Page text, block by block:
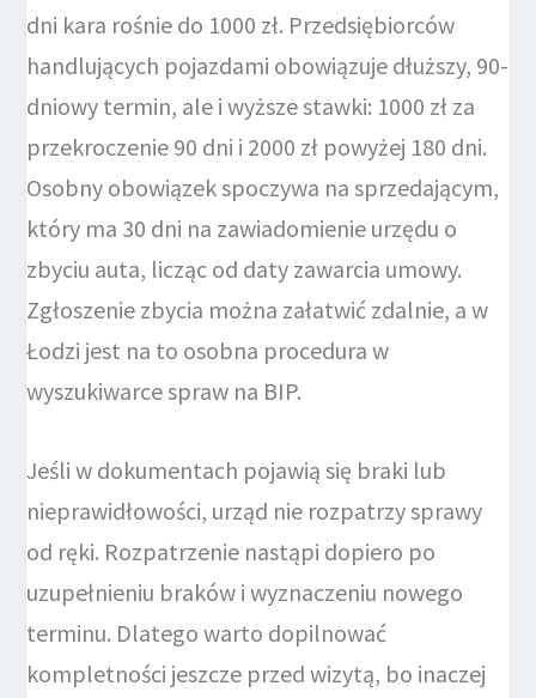
dni kara rośnie do 1000 zł. Przedsiębiorców
handlujących pojazdami obowiązuje dłuższy, 90-
dniowy termin, ale i wyższe stawki: 1000 zł za
przekroczenie 90 dni i 2000 zł powyżej 180 dni.
Osobny obowiązek spoczywa na sprzedającym,
który ma 30 dni na zawiadomienie urzędu o
zbyciu auta, licząc od daty zawarcia umowy.
Zgłoszenie zbycia można załatwić zdalnie, a w
Łodzi jest na to osobna procedura w
wyszukiwarce spraw na BIP.
Jeśli w dokumentach pojawią się braki lub
nieprawidłowości, urząd nie rozpatrzy sprawy
od ręki. Rozpatrzenie nastąpi dopiero po
uzupełnieniu braków i wyznaczeniu nowego
terminu. Dlatego warto dopilnować
kompletności jeszcze przed wizytą, bo inaczej